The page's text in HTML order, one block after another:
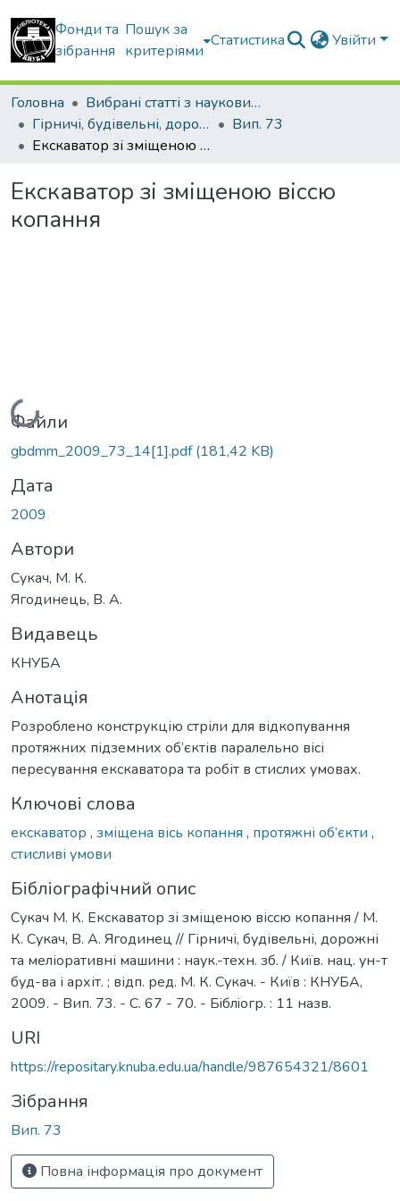
Фонди та
зібрання
Пошук за
критеріями
Статистика Увійти
Головна
Вибрані статті з наукових збірників КНУБА
Гірничі, будівельні, дорожні та меліоративні машини
Вип. 73
Екскаватор зі зміщеною віссю копання
Екскаватор зі зміщеною віссю
копання
Вантажиться...
Файли
gbdmm_2009_73_14[1].pdf(181,42 KB)
Дата
2009
Автори
Сукач, М. К.
Ягодинець, В. А.
Видавець
КНУБА
Анотація
Розроблено конструкцію стріли для відкопування
протяжних підземних об’єктів паралельно вісі
пересування екскаватора та робіт в стислих умовах.
Ключові слова
екскаватор , зміщена вісь копання , протяжні об’єкти ,
стисливі умови
Бібліографічний опис
Сукач М. К. Екскаватор зі зміщеною віссю копання / М.
К. Сукач, В. А. Ягодинец // Гірничі, будівельні, дорожні
та меліоративні машини : наук.-техн. зб. / Київ. нац. ун-т
буд-ва і архіт. ; відп. ред. М. К. Сукач. - Київ : КНУБА,
2009. - Вип. 73. - С. 67 - 70. - Бiблiогр. : 11 назв.
URI
https://repositary.knuba.edu.ua/handle/987654321/8601
Зібрання
Вип. 73
Повна інформація про документ